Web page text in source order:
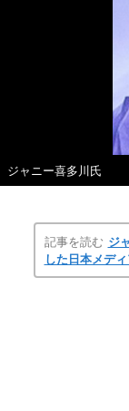
ジャニー喜多川氏
記事を読む ジ
した日本メデ